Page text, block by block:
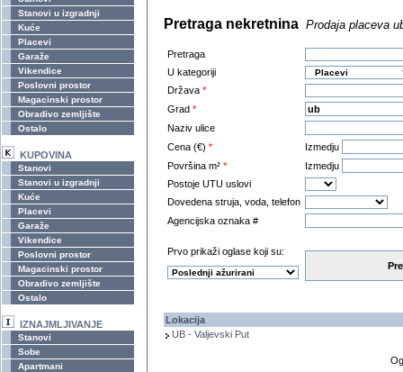
Stanovi u izgradnji
Kuće
Placevi
Garaže
Vikendice
Poslovni prostor
Magacinski prostor
Obradivo zemljište
Ostalo
KUPOVINA
Stanovi
Stanovi u izgradnji
Kuće
Placevi
Garaže
Vikendice
Poslovni prostor
Magacinski prostor
Obradivo zemljište
Ostalo
IZNAJMLJIVANJE
Stanovi
Sobe
Apartmani
Pretraga nekretnina Prodaja placeva
Pretraga
U kategoriji
Država *
Grad *
Naziv ulice
Cena (€) *
Izmedju
Površina m² *
Izmedju
Postoje UTU uslovi
Dovedena struja, voda, telefon
Agencijska oznaka #
Prvo prikaži oglase koji su:
Lokacija
UB - Valjevski Put